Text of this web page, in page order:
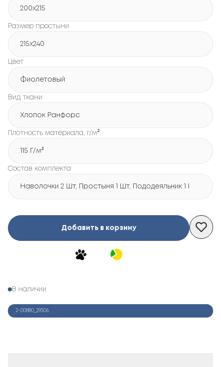
200х215
Размер простыни
215х240
Цвет
Фиолетовый
Вид ткани
Хлопок Ранфорс
Плотность материала, г/м²
115 Г/м²
Состав комплекта
Наволочки 2 Шт, Простыня 1 Шт, Пододеяльник 1 Шт
Добавить в корзину
В наличии
2-00880_29506